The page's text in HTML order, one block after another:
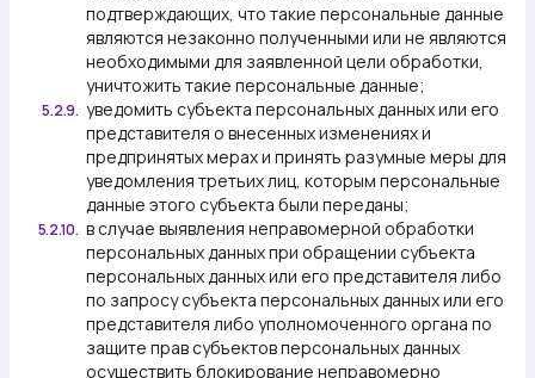
подтверждающих, что такие персональные данные
являются незаконно полученными или не являются
необходимыми для заявленной цели обработки,
уничтожить такие персональные данные;
5.2.9. уведомить субъекта персональных данных или его
представителя о внесенных изменениях и
предпринятых мерах и принять разумные меры для
уведомления третьих лиц, которым персональные
данные этого субъекта были переданы;
5.2.10. в случае выявления неправомерной обработки
персональных данных при обращении субъекта
персональных данных или его представителя либо
по запросу субъекта персональных данных или его
представителя либо уполномоченного органа по
защите прав субъектов персональных данных
осуществить блокирование неправомерно